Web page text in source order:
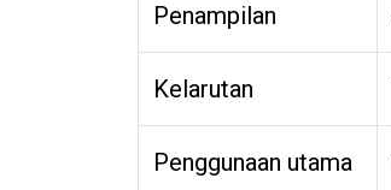
Penampilan
Kelarutan
Penggunaan utama